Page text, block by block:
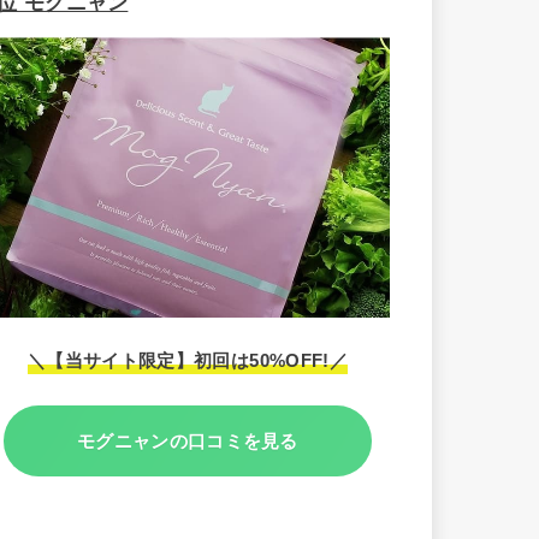
＼【当サイト限定】初回は50%OFF!／
モグニャンの口コミを見る